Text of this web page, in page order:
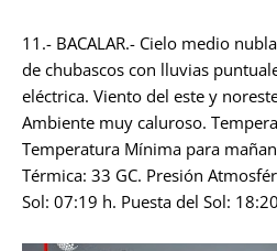
11.- BACALAR.- Cielo medio
de chubascos con lluvias
eléctrica. Viento del este y
Ambiente muy caluroso.
Temperatura Mínima para
Térmica: 33 GC. Presión
Sol: 07:19 h. Puesta del Sol: